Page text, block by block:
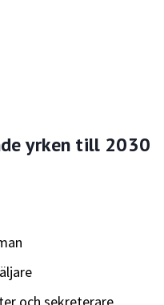
yrken till 2030